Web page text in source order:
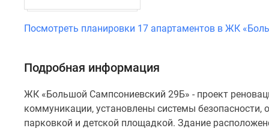
на
Посмотреть планировки 17 апартаментов в ЖК
Подробная информация
ЖК «Большой Сампсониевский 29Б» - проект
коммуникации, установлены системы безопасности,
парковкой и детской площадкой. Здание